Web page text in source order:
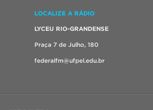
LOCALIZE A RÁDIO
LYCEU RIO-GRANDENSE
Praça 7 de Julho, 180
federalfm@ufpel.edu.br